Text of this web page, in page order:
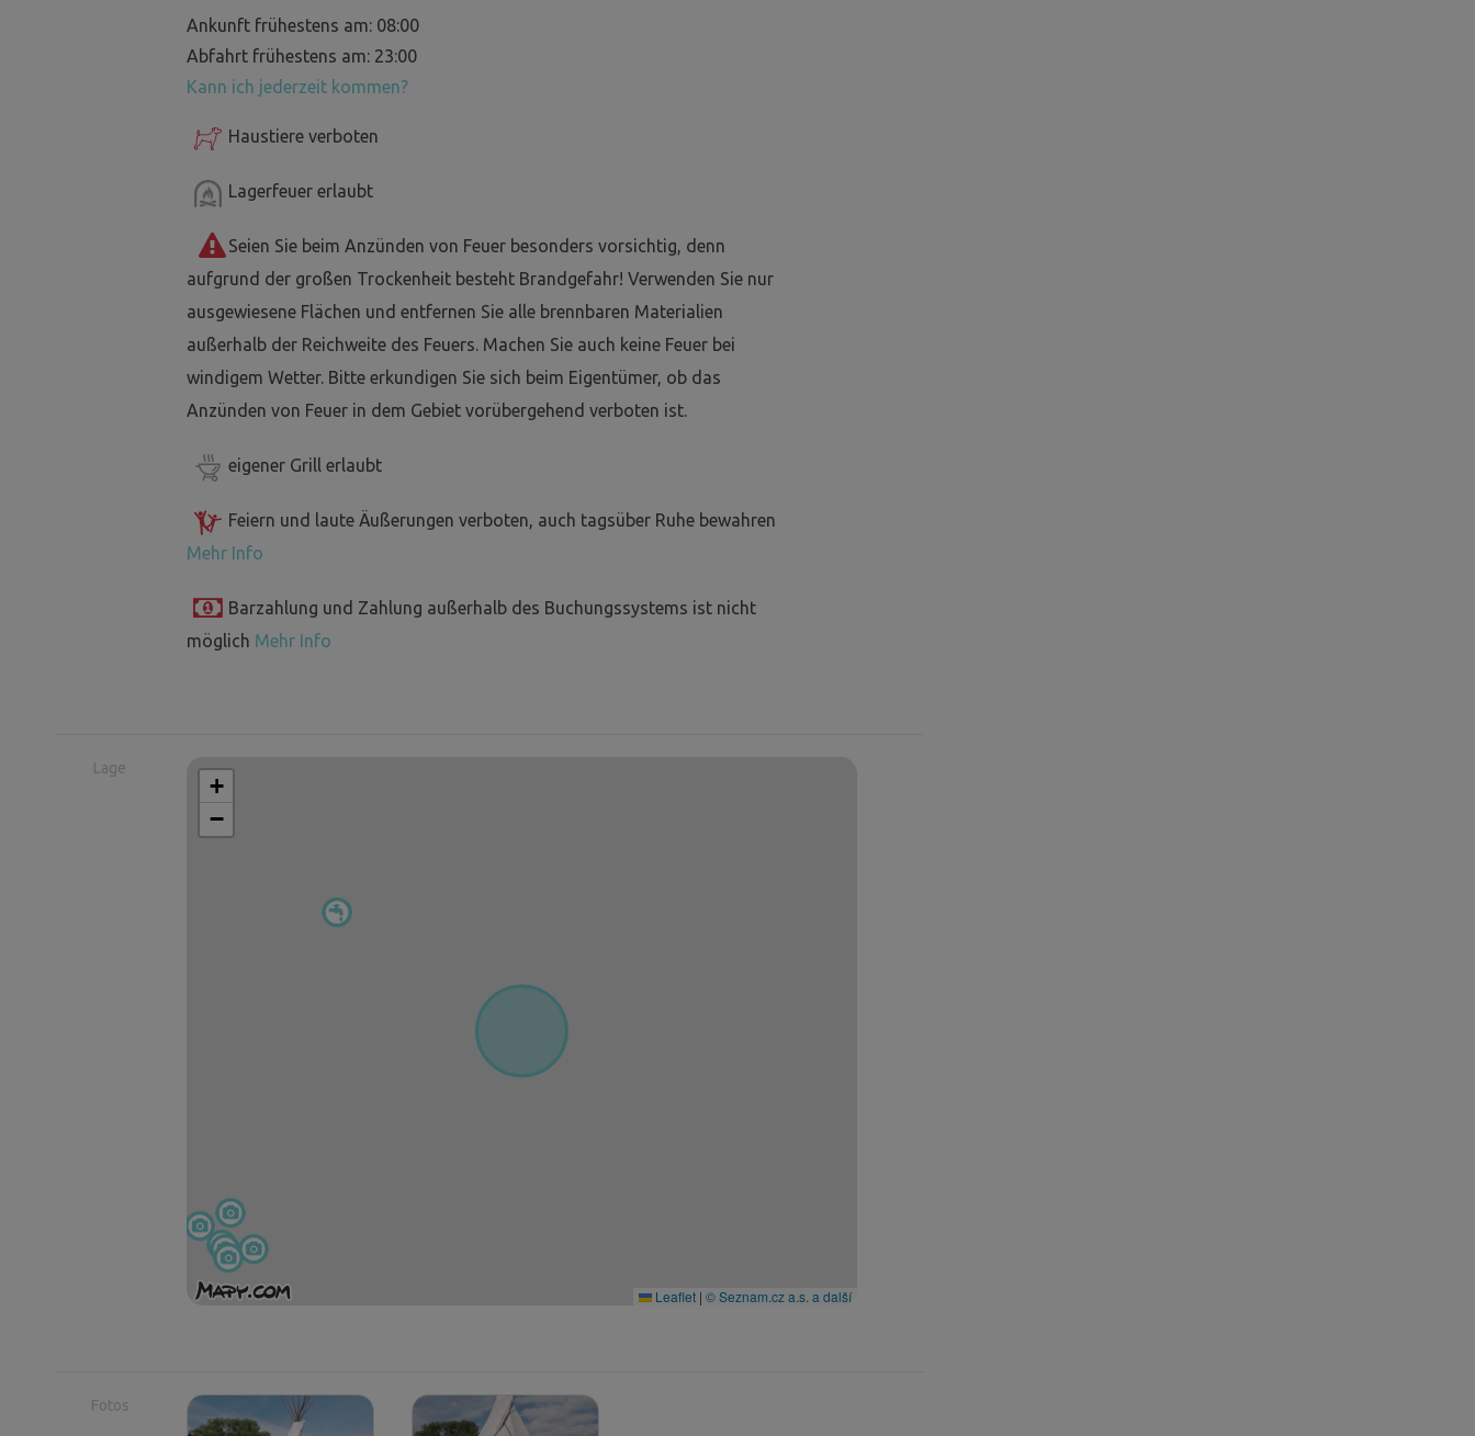
Ankunft frühestens am: 08:00
Abfahrt frühestens am: 23:00
Kann ich jederzeit kommen?
Haustiere verboten
Lagerfeuer erlaubt
Seien Sie beim Anzünden von Feuer besonders vorsichtig, denn
aufgrund der großen Trockenheit besteht Brandgefahr! Verwenden Sie nur
ausgewiesene Flächen und entfernen Sie alle brennbaren Materialien
außerhalb der Reichweite des Feuers. Machen Sie auch keine Feuer bei
windigem Wetter. Bitte erkundigen Sie sich beim Eigentümer, ob das
Anzünden von Feuer in dem Gebiet vorübergehend verboten ist.
eigener Grill erlaubt
Feiern und laute Äußerungen verboten, auch tagsüber Ruhe bewahren
Mehr Info
Barzahlung und Zahlung außerhalb des Buchungssystems ist nicht
möglich Mehr Info
Lage
+
−
Leaflet | © Seznam.cz a.s. a další
Fotos